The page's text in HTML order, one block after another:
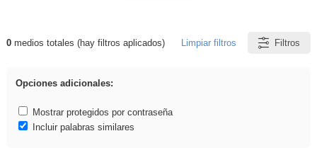
Resultados de: divertidos
0medios totales (hay filtros aplicados) Limpiar filtros Filtros
Opciones adicionales:
Mostrar protegidos por contraseña
Incluir palabras similares